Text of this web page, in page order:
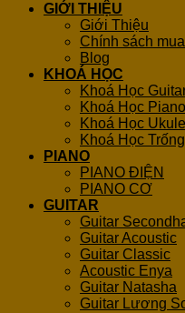
GIỚI THIỆU
Giới Thiệu
Chính sách
Blog
KHOÁ HỌC
Khoá Học
Khoá Học Piano
Khoá Học
Khoá Học
PIANO
PIANO ĐIỆN
PIANO CƠ
GUITAR
Guitar
Guitar Acoustic
Guitar Classic
Acoustic Enya
Guitar Natasha
Guitar Lương